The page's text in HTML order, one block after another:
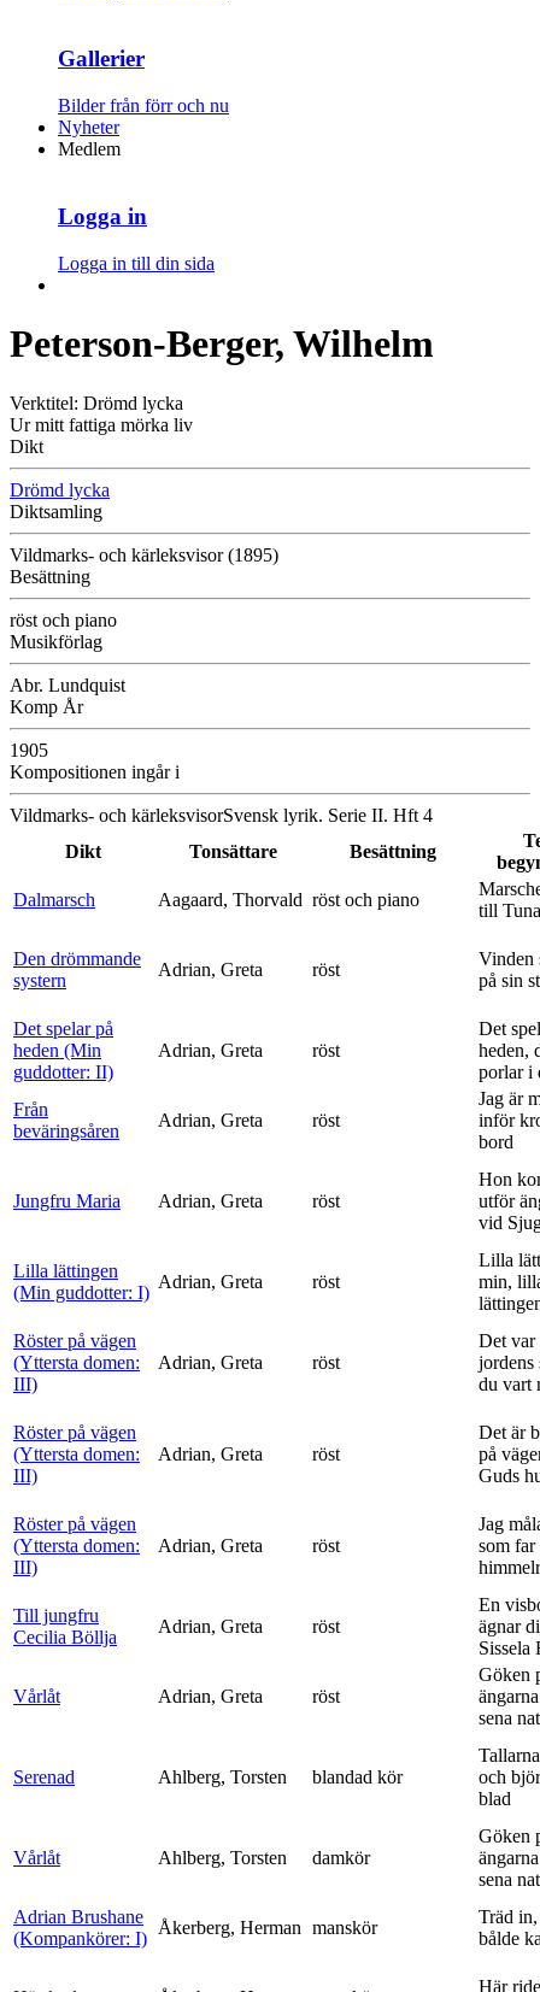
Gallerier
Bilder från förr och nu
Nyheter
Medlem
Logga in
Logga in till din sida
Peterson-Berger, Wilhelm
Verktitel: Drömd lycka
Ur mitt fattiga mörka liv
Dikt
Drömd lycka
Diktsamling
Vildmarks- och kärleksvisor (1895)
Besättning
röst och piano
Musikförlag
Abr. Lundquist
Komp År
1905
Kompositionen ingår i
Vildmarks- och kärleksvisorSvensk lyrik. Serie II. Hft 4
Dikt
Tonsättare Besättning
Dalmarsch
Aagaard, Thorvald röst och piano
till Tuna
Den drömmande
systern
Adrian, Greta röst
Vinden
på sin
Det spelar på
heden (Min
guddotter: II)
Adrian, Greta röst
Det
heden,
porlar i
Från
beväringsåren
Adrian, Greta röst
Jag är
inför
bord
Jungfru Maria Adrian, Greta röst
Hon
utför
vid
Lilla lättingen
(Min guddotter: I)
Adrian, Greta röst
Lilla
min,
Röster på vägen
(Yttersta domen:
III)
Adrian, Greta röst
Det var
jordens
du vart
Röster på vägen
(Yttersta domen:
III)
Adrian, Greta röst
Det är
på
Guds
Röster på vägen
(Yttersta domen:
III)
Adrian, Greta röst
Jag
som
Till jungfru
Cecilia Böllja
Adrian, Greta röst
En
ägnar
Sissela
Vårlåt Adrian, Greta röst
Göken
sena
Serenad Ahlberg, Torsten blandad kör
och
blad
Vårlåt Ahlberg, Torsten damkör
Göken
sena
Adrian Brushane
(Kompankörer: I)
Åkerberg, Herman manskör
Träd
bålde
Här